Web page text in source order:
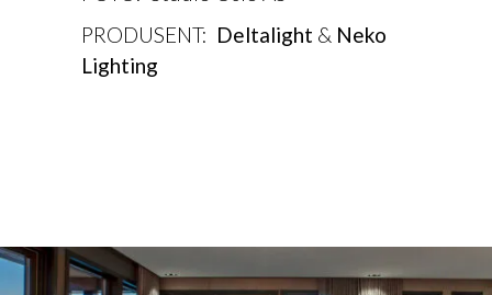
PRODUSENT: Deltalight & Neko
Lighting